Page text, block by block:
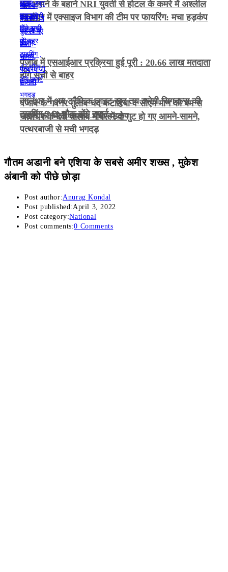
भूत भगाने के बहाने NRI युवती से होटल के कमरे में अश्लील
हरकत
जालंधर में एक्साइज विभाग की टीम पर फायरिंग: मचा हड़कंप
पंजाब में एसआईआर प्रक्रिया हुई पूरी : 20.66 लाख मतदाता
होंगे सूची से बाहर
पंजाब के गवर्नर गुलाब चंद कटारिया व सीएम मान को बम से
उड़ाने की मिली धमकी, मचा हड़कंप
जालंधर में अब ट्रैफिक लाइट खुद तय करेगी सिगनल्स की
टाइमिंग , 42 चौक होंगे स्मार्ट
जालंधर के देवी तालाब मंदिर में दो गुट हो गए आमने-सामने,
पत्थरबाजी से मची भगदड़
गौतम अडानी बने एशिया के सबसे अमीर शख्स , मुकेश
अंबानी को पीछे छोड़ा
Post author:Anurag Kondal
Post published: April 3, 2022
Post category:National
Post comments:0 Comments